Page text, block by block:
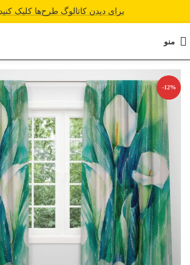
برای دیدن کاتالوگ طرح‌ها کلیک
منو
-12%